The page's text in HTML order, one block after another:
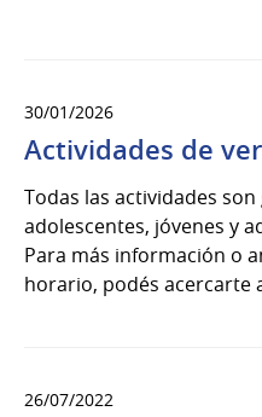
30/01/2026
Actividades de
Todas las actividades
adolescentes, jóvenes y
Para más información o
horario, podés acercarte
26/07/2022